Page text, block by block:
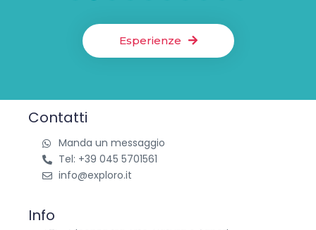
4 5 6 7 8 9 10
Contatti
Manda un messaggio
Tel: +39 045 5701561